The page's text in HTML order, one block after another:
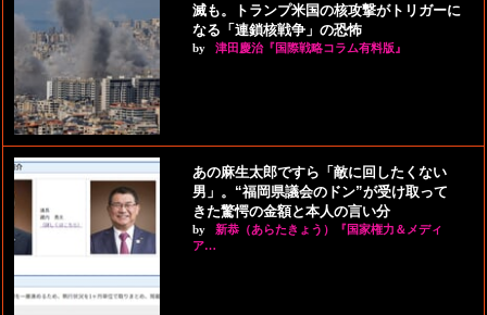
滅も。トランプ米国の核攻撃がトリガーに
なる「連鎖核戦争」の恐怖
by 津田慶治『国際戦略コラム有料版』
あの麻生太郎ですら「敵に回したくない
男」。“福岡県議会のドン”が受け取って
きた驚愕の金額と本人の言い分
by
新恭（あらたきょう）『国家権力＆メディ
ア…